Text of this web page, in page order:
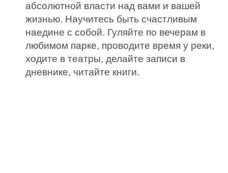
абсолютной власти над вами и вашей
жизнью. Научитесь быть счастливым
наедине с собой. Гуляйте по вечерам в
любимом парке, проводите время у реки,
ходите в театры, делайте записи в
дневнике, читайте книги.